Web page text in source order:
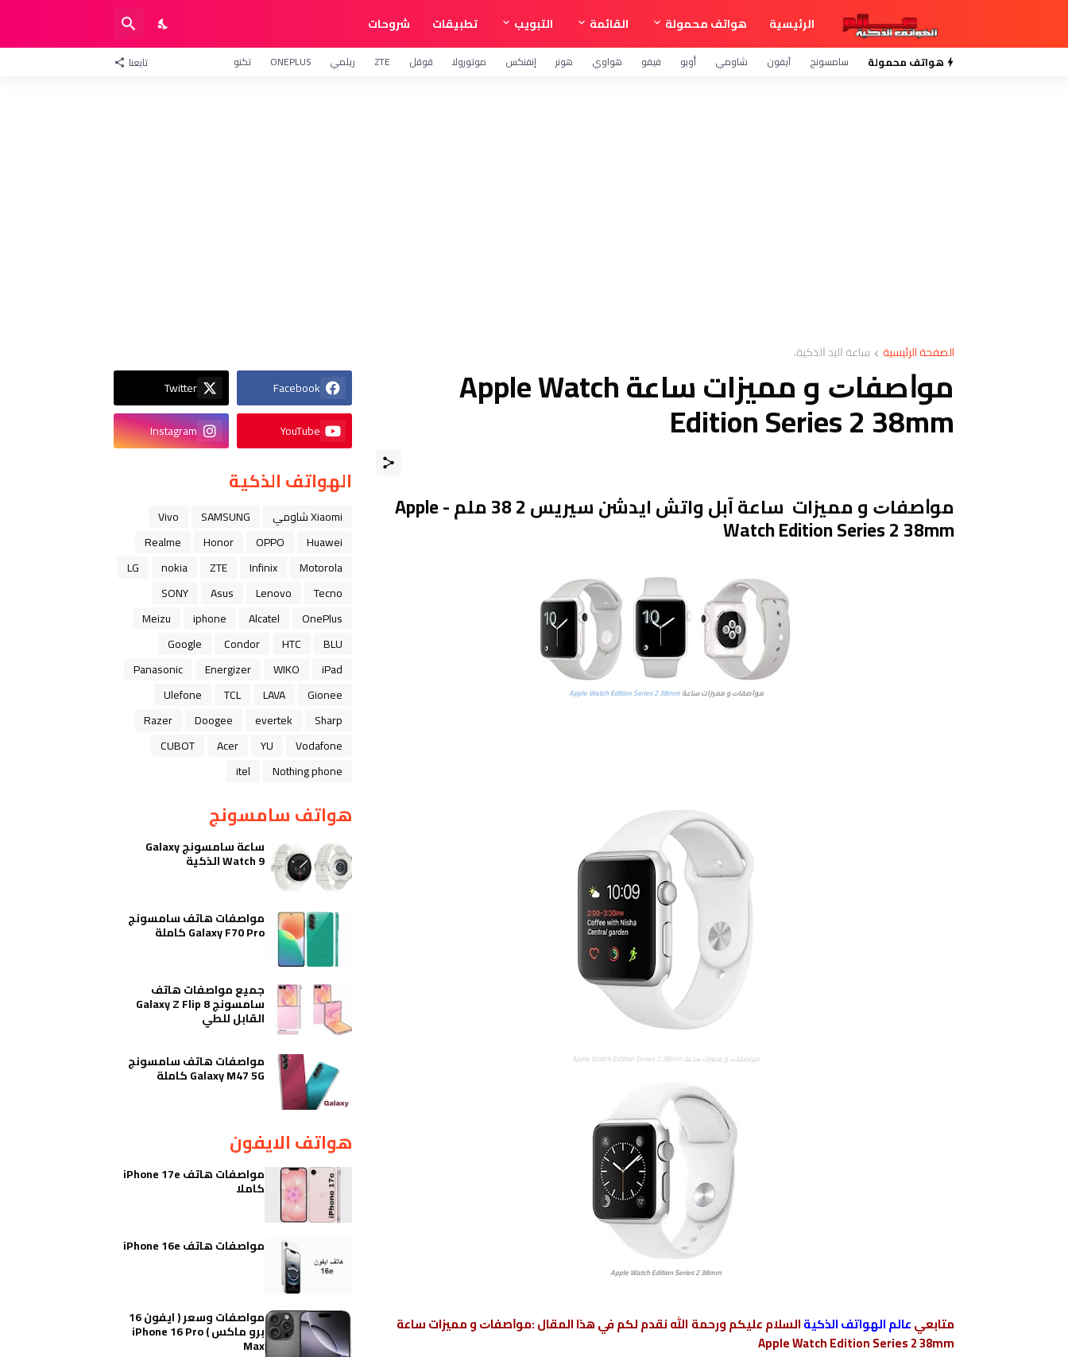
الرئيسية هواتف محمولة القائمة التبويب تطبيقات شروحات
هواتف محمولة سامسونج آيفون شاومي أوبو فيفو هواوي هونر إنفنكس موتورولا قوقل ZTE ريلمي ONEPLUS تكنو تابعنا
الصفحة الرئيسية ﺳﺎﻋﺔ ﺍﻟﻴﺪ ﺍﻟﺬﻛﻴﺔ،
ﻣﻮﺍﺻﻔﺎﺕ و مميزات ساعة Apple Watch
Edition Series 2 38mm
ﻣﻮﺍﺻﻔﺎﺕ و مميزات ساعة آبل واتش ايدشن سيريس 2 38 ملم - Apple
Watch Edition Series 2 38mm
ﻣﻮﺍﺻﻔﺎﺕ و مميزات ساعةApple Watch Edition Series 2 38mm
ﻣﻮﺍﺻﻔﺎﺕ و مميزات ساعةApple Watch Edition Series 2 38mm
Apple Watch Edition Series 2 38mm
متابعيعالم الهواتف الذكيةالسلام عليكم ورحمة الله نقدم لكم في هذا المقال :ﻣﻮﺍﺻﻔﺎﺕ و مميزات ساعة
Apple Watch Edition Series 2 38mm
Facebook
Twitter
YouTube
Instagram
الهواتف الذكية
Xiaomi شاومي SAMSUNG
Vivo
Huawei
OPPO
Honor
Realme
Motorola
Infinix
ZTE
nokia
LG
Tecno
Lenovo
Asus
SONY
OnePlus
Alcatel
iphone
Meizu
BLU
HTC
Condor
Google
iPad
WIKO
Energizer
Panasonic
Gionee
LAVA
TCL
Ulefone
Sharp
evertek
Doogee
Razer
Vodafone
YU
Acer
CUBOT
Nothing phone
itel
هواتف سامسونج
ساعة سامسونج Galaxy
Watch 9 الذكية
مواصفات هاتف سامسونج
Galaxy F70 Pro كاملة
جميع مواصفات هاتف
سامسونج Galaxy Z Flip 8
القابل للطي
مواصفات هاتف سامسونج
Galaxy M47 5G كاملة
هواتف الايفون
مواصفات هاتف iPhone 17e
كاملا
مواصفات هاتف iPhone 16e
مواصفات وسعر ( ايفون 16
برو ماكس ) iPhone 16 Pro
Max